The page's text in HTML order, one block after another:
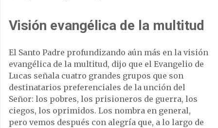
Visión evangélica de la multitud
El Santo Padre profundizando aún más en la visión
evangélica de la multitud, dijo que el Evangelio de
Lucas señala cuatro grandes grupos que son
destinatarios preferenciales de la unción del
Señor: los pobres, los prisioneros de guerra, los
ciegos, los oprimidos. Los nombra en general,
pero vemos después con alegría que, a lo largo de